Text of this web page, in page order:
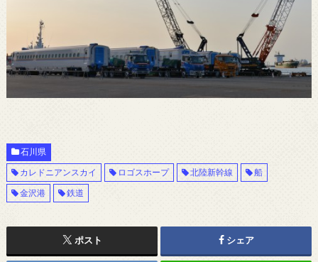
石川県
カレドニアンスカイ
ロゴスホープ 北陸新幹線
船
金沢港
鉄道
ポスト シェア